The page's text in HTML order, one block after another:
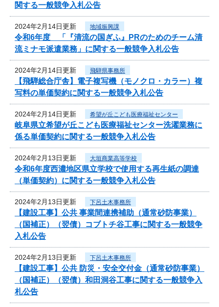
関する一般競争入札公告
2024年2月14日更新 地域振興課
令和6年度 「『清流の国ぎふ』PRのためのチーム清
流ミナモ派遣業務」に関する一般競争入札公告
2024年2月14日更新 飛騨県事務所
【飛騨総合庁舎】電子複写機（モノクロ・カラー）複
写料の単価契約に関する一般競争入札公告
2024年2月14日更新 希望が丘こども医療福祉センター
岐阜県立希望が丘こども医療福祉センター洗濯業務に
係る単価契約に関する一般競争入札公告
2024年2月13日更新 大垣商業高等学校
令和6年度西濃地区県立学校で使用する再生紙の調達
（単価契約）に関する一般競争入札公告
2024年2月13日更新 下呂土木事務所
【建設工事】公共 事業間連携補助（通常砂防事業）
（国補正）（翌債）コブトチ谷工事に関する一般競争
入札公告
2024年2月13日更新 下呂土木事務所
【建設工事】公共 防災・安全交付金（通常砂防事業）
（国補正）（翌債）和田洞谷工事に関する一般競争入
札公告